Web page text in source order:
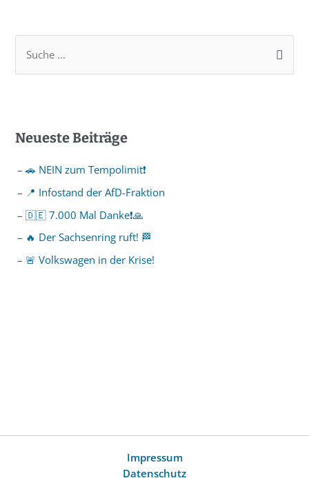
Neueste Beiträge
🚗 NEIN zum Tempolimit❗️
📍 Infostand der AfD-Fraktion
🇩🇪 7.000 Mal Danke❗️🙏
🔥 Der Sachsenring ruft! 🏁
🚨 Volkswagen in der Krise!
Impressum
Datenschutz